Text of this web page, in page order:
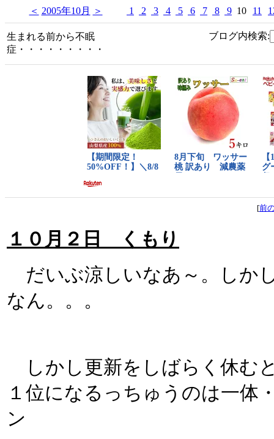
＜ 2005年10月 ＞ 1 2 3 4 5 6 7 8 9 10 11
生まれる前から不眠
症・・・・・・・・・
ブログ内検索:
[前
１０月２日 くもり
だいぶ涼しいなあ～。しか
なん。。。
しかし更新をしばらく休む
１位になるっちゅうのは一体
ン